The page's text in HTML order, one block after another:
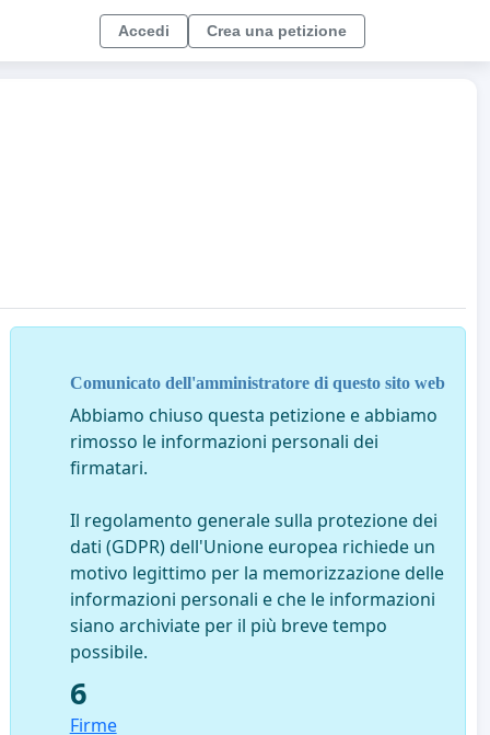
Accedi Crea una petizione
Comunicato dell'amministratore di questo sito web
Abbiamo chiuso questa petizione e abbiamo
rimosso le informazioni personali dei
firmatari.
Il regolamento generale sulla protezione dei
dati (GDPR) dell'Unione europea richiede un
motivo legittimo per la memorizzazione delle
informazioni personali e che le informazioni
siano archiviate per il più breve tempo
possibile.
6
Firme